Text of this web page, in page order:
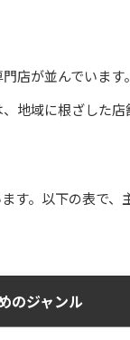
店が並んでいます
地域に根ざした店
す。以下の表で、
のジャンル